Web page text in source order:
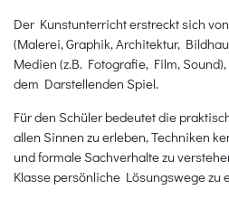
Der Kunstunterricht erstreckt sich
(Malerei, Graphik, Architektur,
Medien (z.B. Fotografie, Film,
dem Darstellenden Spiel.
Für den Schüler bedeutet die
allen Sinnen zu erleben, Techniken
und formale Sachverhalte zu
Klasse persönliche Lösungswege zu